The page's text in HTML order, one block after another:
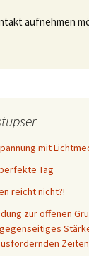
aufnehmen
mit
Tag
reicht nicht?!
zur offenen
Zeiten